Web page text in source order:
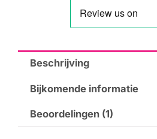
Beschrijving
Bijkomende informatie
Beoordelingen (1)